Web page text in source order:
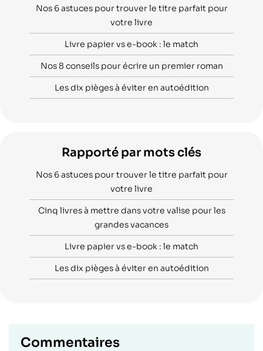
Nos 6 astuces pour trouver le titre parfait pour
votre livre
Livre papier vs e-book : le match
Nos 8 conseils pour écrire un premier roman
Les dix pièges à éviter en autoédition
Rapporté par mots clés
Nos 6 astuces pour trouver le titre parfait pour
votre livre
Cinq livres à mettre dans votre valise pour les
grandes vacances
Livre papier vs e-book : le match
Les dix pièges à éviter en autoédition
Commentaires